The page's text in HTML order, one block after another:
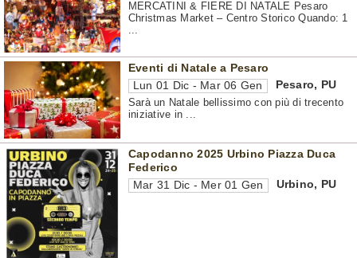
MERCATINI & FIERE DI NATALE Pesaro
Christmas Market – Centro Storico Quando: 1
...
Eventi di Natale a Pesaro
Lun 01 Dic - Mar 06 Gen Pesaro, PU
Sarà un Natale bellissimo con più di trecento
iniziative in ...
Capodanno 2025 Urbino Piazza Duca
Federico
Mar 31 Dic - Mer 01 Gen Urbino, PU